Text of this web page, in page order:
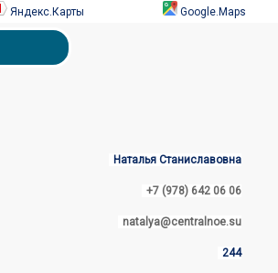
Яндекс.Карты Google.Maps
Наталья Станиславовна
+7 (978) 642 06 06
natalya@centralnoe.su
244